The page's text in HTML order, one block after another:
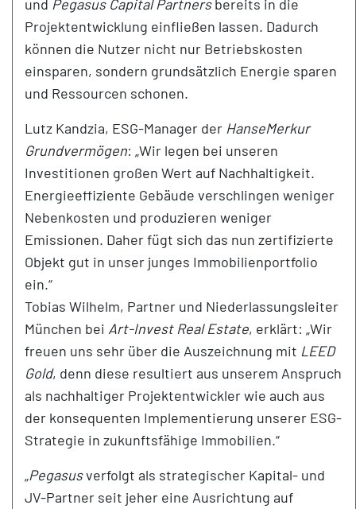
und Pegasus Capital Partnersbereits in die
Projektentwicklung einfließen lassen. Dadurch
können die Nutzer nicht nur Betriebskosten
einsparen, sondern grundsätzlich Energie sparen
und Ressourcen schonen.
Lutz Kandzia, ESG-Manager der HanseMerkur
Grundvermögen: „Wir legen bei unseren
Investitionen großen Wert auf Nachhaltigkeit.
Energieeffiziente Gebäude verschlingen weniger
Nebenkosten und produzieren weniger
Emissionen. Daher fügt sich das nun zertifizierte
Objekt gut in unser junges Immobilienportfolio
ein.“
Tobias Wilhelm, Partner und Niederlassungsleiter
München bei Art-Invest Real Estate, erklärt: „Wir
freuen uns sehr über die Auszeichnung mit LEED
Gold, denn diese resultiert aus unserem Anspruch
als nachhaltiger Projektentwickler wie auch aus
der konsequenten Implementierung unserer ESG-
Strategie in zukunftsfähige Immobilien.“
„Pegasusverfolgt als strategischer Kapital- und
JV-Partner seit jeher eine Ausrichtung auf